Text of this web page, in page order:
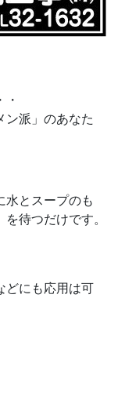
ン派」のあなた
水とスープのも
待つだけです。
どにも応用は可